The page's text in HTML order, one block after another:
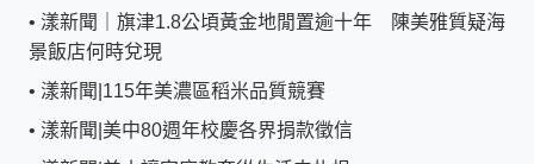
• 漾新聞｜旗津1.8公頃黃金地閒置逾十年 陳美雅質疑海
景飯店何時兌現
• 漾新聞|115年美濃區稻米品質競賽
• 漾新聞|美中80週年校慶各界捐款徵信